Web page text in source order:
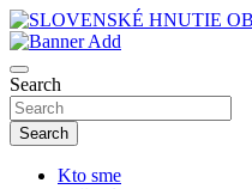
Skip
to
content
SLOVENSKÉ
Search
Search
Kto sme